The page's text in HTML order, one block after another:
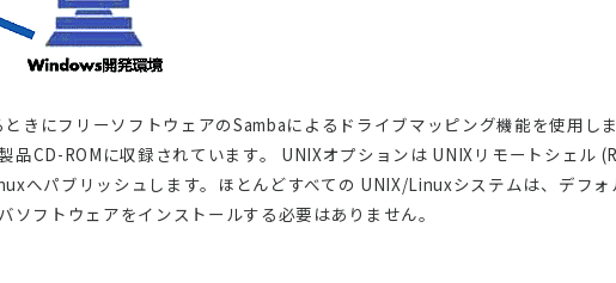
きにフリーソフトウェアのSambaによるドライブマッピング機能を使用し
品CD-ROMに収録されています。 UNIXオプションは UNIXリモートシェル
へパブリッシュします。ほとんどすべての UNIX/Linuxシステムは、デフォ
フトウェアをインストールする必要はありません。